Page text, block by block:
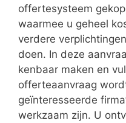
offertesysteem
waarmee u geheel
verdere
doen. In deze
kenbaar maken en
offerteaanvraag
geïnteresseerde
werkzaam zijn. U